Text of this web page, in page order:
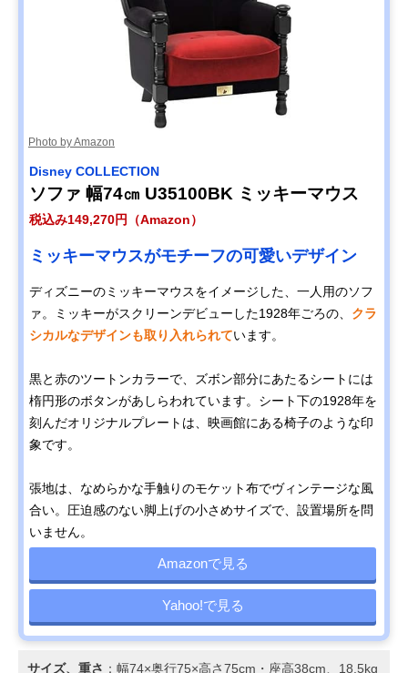
Photo by Amazon
Disney COLLECTION
ソファ 幅74㎝ U35100BK ミッキーマウス
税込み149,270円（Amazon）
ミッキーマウスがモチーフの可愛いデザイン
ディズニーのミッキーマウスをイメージした、一人用のソフ
ァ。ミッキーがスクリーンデビューした1928年ごろの、 クラ
シカルなデザインも取り入れられています。
黒と赤のツートンカラーで、ズボン部分にあたるシートには
楕円形のボタンがあしらわれています。シート下の1928年を
刻んだオリジナルプレートは、映画館にある椅子のような印
象です。
張地は、なめらかな手触りのモケット布でヴィンテージな風
合い。圧迫感のない脚上げの小さめサイズで、設置場所を問
いません。
Amazonで見る
Yahoo!で見る
サイズ、重さ ：幅74×奥行75×高さ75cm・座高38cm、18.5kg